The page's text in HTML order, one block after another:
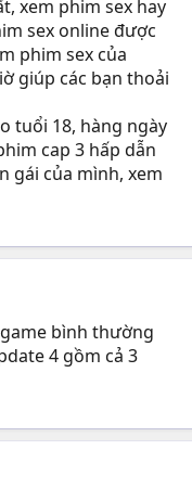
xem phim sex hay
sex online được
phim sex của
giúp các bạn thoải
tuổi 18, hàng ngày
cap 3 hấp dẫn
gái của mình, xem
bình thường
4 gồm cả 3